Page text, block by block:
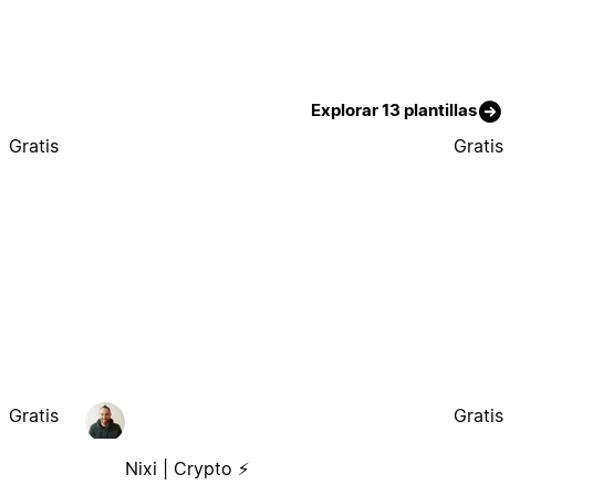
Explorar 13 plantillas
Gratis Gratis
Gratis
Nixi | Crypto ⚡
Gratis